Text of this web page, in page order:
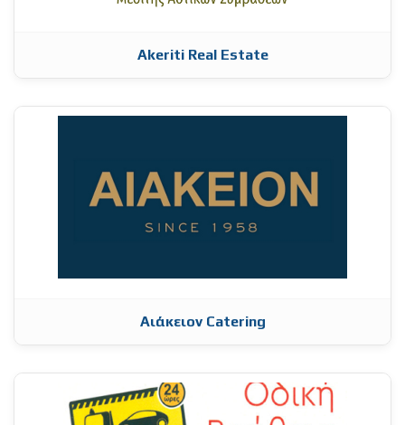
Akeriti Real Estate
Αιάκειον Catering